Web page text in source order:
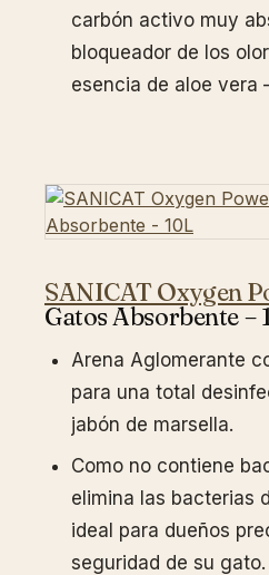
carbón activo muy
bloqueador de los
esencia de aloe vera
SANICAT Oxygen
Gatos Absorbente –
Arena Aglomerante
para una total
jabón de marsella.
Como no contiene
elimina las bacterias
ideal para dueños
seguridad de su gato.